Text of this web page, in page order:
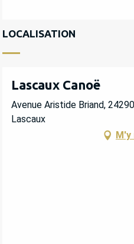
LOCALISATION
Lascaux Canoë
Avenue Aristide Briand,
Lascaux